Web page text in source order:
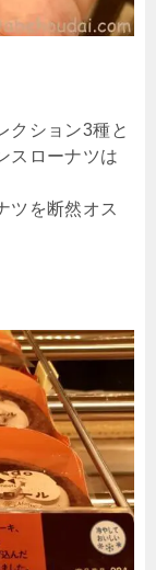
クション3種と
スローナツは
ツを断然オス